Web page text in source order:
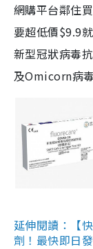
網購平台鄰住
要超低價$9.9
新型冠狀病毒
及Omicorn病
延伸閱讀：【
劑！最快即日